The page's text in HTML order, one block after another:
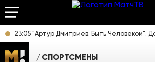
СПОРТСМЕНЫ